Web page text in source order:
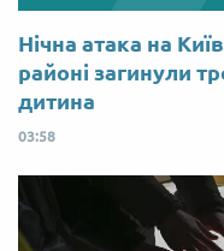
Нічна атака на
районі загинули
дитина
03:58